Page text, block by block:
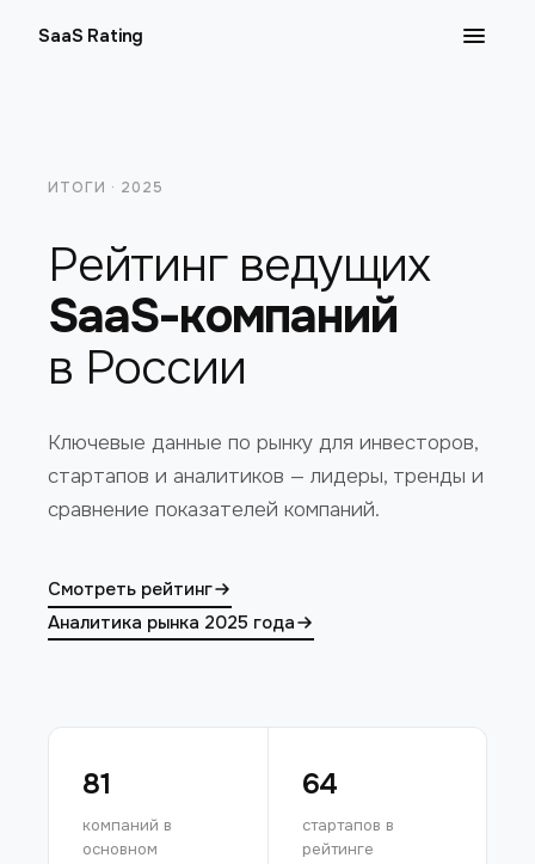
SaaS Rating
ИТОГИ · 2025
Рейтинг ведущих
SaaS-компаний
в России
Ключевые данные по рынку для инвесторов,
стартапов и аналитиков — лидеры, тренды и
сравнение показателей компаний.
Смотреть рейтинг
Аналитика рынка 2025 года
81
компаний в
основном
64
стартапов в
рейтинге